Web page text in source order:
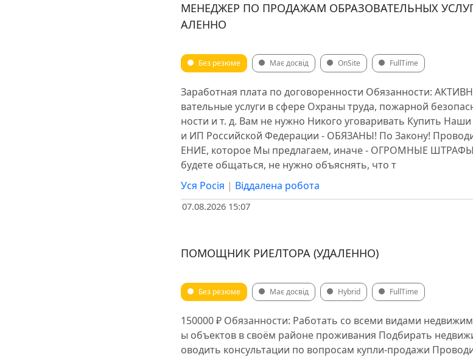
МЕНЕДЖЕР ПО ПРОДАЖАМ ОБРАЗОВАТЕЛЬНЫХ
АЛЕННО
Без резюме Має досвід OnSite FullTime
Заработная плата по договоренности Обязанности:
вательные услуги в сфере Охраны труда, пожарной
ности и т. д. Вам не нужно Никого уговаривать Купить
и ИП Российской Федерации - ОБЯЗАНЫ! По Закону!
ЕНИЕ, которое Мы предлагаем, иначе - ОГРОМНЫЕ
будете общаться, не нужно объяснять, что т
Уся Росія | Віддалена робота
07.08.2026 15:07
ПОМОЩНИК РИЕЛТОРА (УДАЛЕННО)
Без резюме Має досвід Hybrid FullTime
150000 ₽ Обязанности: Работать со всеми видами
ы объектов в своём районе проживания Подбирать
оводить консультации по вопросам купли-продажи